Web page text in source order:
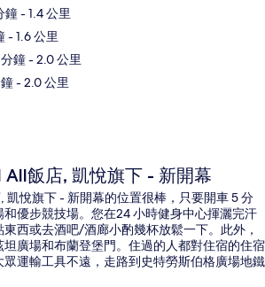
鐘- 1.4 公里
- 1.6 公里
鐘- 2.0 公里
- 2.0 公里
飯店, 凱悅旗下 - 新開幕
凱悅旗下 - 新開幕的位置很棒，只要開車 5 分
優步競技場。您在24 小時健身中心揮灑完汗
西或去酒吧/酒廊小酌幾杯放鬆一下。此外，
廣場和布蘭登堡門。住過的人都對住宿的住宿
運輸工具不遠，走路到史特勞斯伯格廣場地鐵